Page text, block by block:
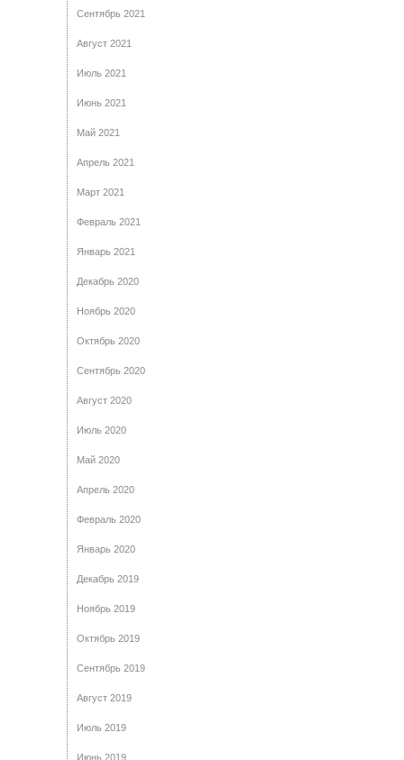
Сентябрь 2021
Август 2021
Июль 2021
Июнь 2021
Май 2021
Апрель 2021
Март 2021
Февраль 2021
Январь 2021
Декабрь 2020
Ноябрь 2020
Октябрь 2020
Сентябрь 2020
Август 2020
Июль 2020
Май 2020
Апрель 2020
Февраль 2020
Январь 2020
Декабрь 2019
Ноябрь 2019
Октябрь 2019
Сентябрь 2019
Август 2019
Июль 2019
Июнь 2019